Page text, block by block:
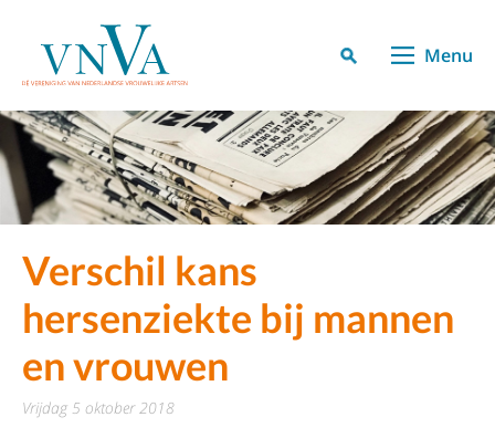
Menu
Verschil kans
hersenziekte bij mannen
en vrouwen
vrijdag 5 oktober 2018